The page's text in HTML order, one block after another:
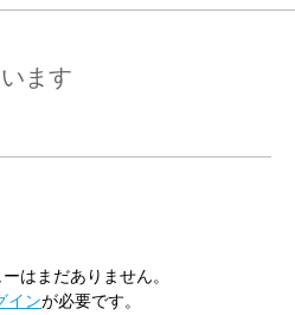
ます
はまだありません。
インが必要です。